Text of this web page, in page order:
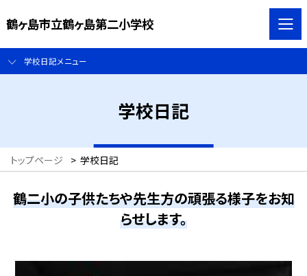
鶴ヶ島市立鶴ヶ島第二小学校
学校日記メニュー
学校日記
トップページ > 学校日記
鶴二小の子供たちや先生方の頑張る様子をお知
らせします。